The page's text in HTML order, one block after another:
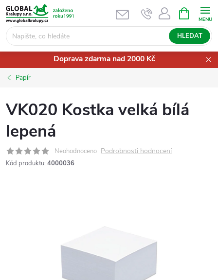
Přejít
na
obsah
HLEDAT
NÁKUPNÍ
KOŠÍK
Doprava zdarma nad 2000 Kč
Papír
VK020 Kostka velká bílá
lepená
Neohodnoceno Podrobnosti hodnocení
Kód produktu: 4000036